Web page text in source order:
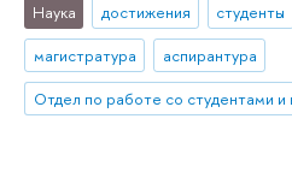
Наука достижения студенты
магистратура
аспирантура